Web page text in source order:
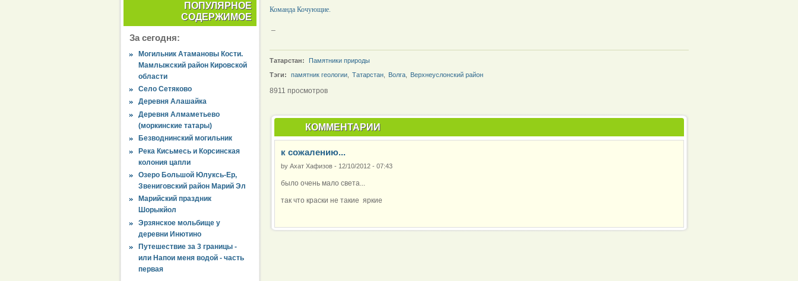
ПОПУЛЯРНОЕ
СОДЕРЖИМОЕ
За сегодня:
Могильник Атамановы Кости.
Мамлыжский район Кировской
области
Село Сетяково
Деревня Алашайка
Деревня Алмаметьево
(моркинские татары)
Безводнинский могильник
Река Кисьмесь и Корсинская
колония цапли
Озеро Большой Юлуксь-Ер,
Звениговский район Марий Эл
Марийский праздник
Шорыкйол
Эрзянское мольбище у
деревни Инютино
Путешествие за 3 границы -
или Напои меня водой - часть
первая
Команда Кочующие.
Татарстан:
Памятники природы
Тэги:
памятник геологии, Татарстан, Волга, Верхнеуслонский район
8911 просмотров
КОММЕНТАРИИ
к сожалению...
by Ахат Хафизов- 12/10/2012 - 07:43
было очень мало света...
так что краски не такие яркие